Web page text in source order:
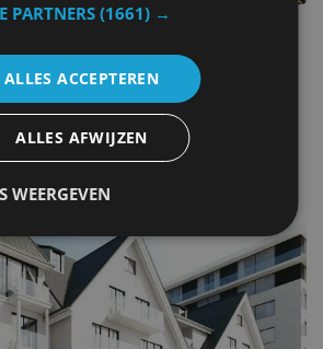
PARTNERS(1661) →
ALLES ACCEPTEREN
ALLES AFWIJZEN
WEERGEVEN